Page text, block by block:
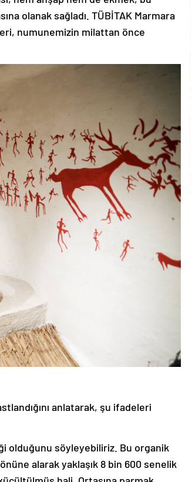
olanak sağladı. TÜBİTAK Marmara
numunemizin milattan önce
anlatarak, şu ifadeleri
olduğunu söyleyebiliriz. Bu organik
alarak yaklaşık 8 bin 600 senelik